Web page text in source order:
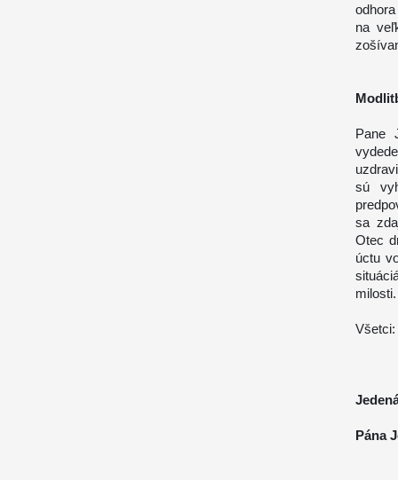
na
Pane
sú
sa
Otec
úctu
milosti.
Pána